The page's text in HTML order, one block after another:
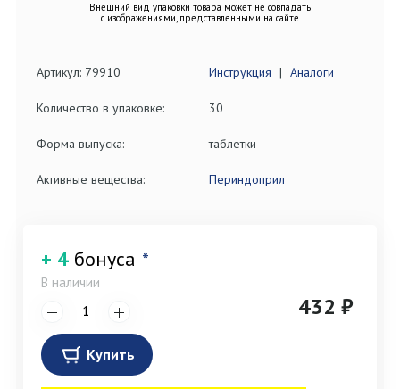
Внешний вид упаковки товара может не совпадать
с изображениями, представленными на сайте
Артикул: 79910 Инструкция | Аналоги
Количество в упаковке: 30
Форма выпуска: таблетки
Активные вещества: Периндоприл
+ 4 бонуса *
В наличии
432 ₽
Купить